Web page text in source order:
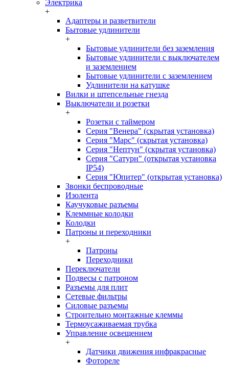
Электрика
+
Адаптеры и разветвители
Бытовые удлинители
+
Бытовые удлинители без заземления
Бытовые удлинители с выключателем
и заземлением
Бытовые удлинители с заземлением
Удлинители на катушке
Вилки и штепсельные гнезда
Выключатели и розетки
+
Розетки с таймером
Серия "Венера" (скрытая установка)
Серия "Марс" (скрытая установка)
Серия "Нептун" (скрытая установка)
Серия "Сатурн" (открытая установка
IP54)
Серия "Юпитер" (открытая установка)
Звонки беспроводные
Изолента
Каучуковые разъемы
Клеммные колодки
Колодки
Патроны и переходники
+
Патроны
Переходники
Переключатели
Подвесы с патроном
Разъемы для плит
Сетевые фильтры
Силовые разъемы
Строительно монтажные клеммы
Термоусаживаемая трубка
Управление освещением
+
Датчики движения инфракрасные
Фотореле